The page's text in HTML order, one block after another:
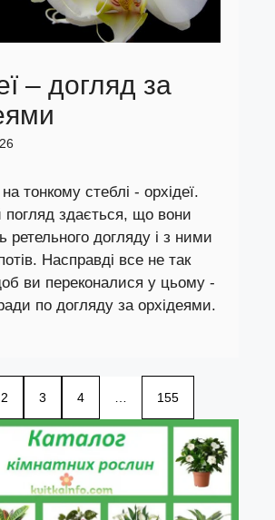
– догляд за
на тонкому стеблі - орхідеї.
здається, що вони
ретельного догляду і з ними
Насправді все не так
ви переконалися у цьому -
по догляду за орхідеями.
2 3 4 155